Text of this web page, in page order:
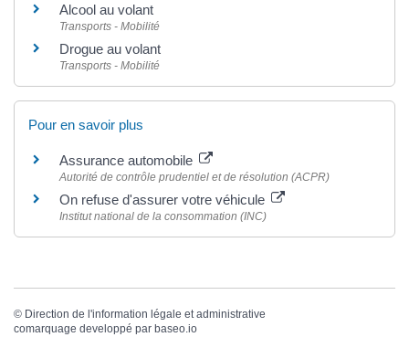
Alcool au volant
Transports - Mobilité
Drogue au volant
Transports - Mobilité
Pour en savoir plus
Assurance automobile
Autorité de contrôle prudentiel et de résolution (ACPR)
On refuse d'assurer votre véhicule
Institut national de la consommation (INC)
© Direction de l'information légale et administrative
comarquage developpé par baseo.io